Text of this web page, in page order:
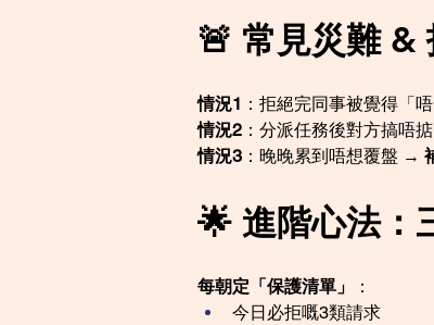
🚨 常見災難 &
情況1 ：拒絕完同事被覺得「
情況2 ：分派任務後對方搞唔
情況3 ：晚晚累到唔想覆盤 →
🌟 進階心法：
每朝定「保護清單」
：
今日必拒嘅3類請求